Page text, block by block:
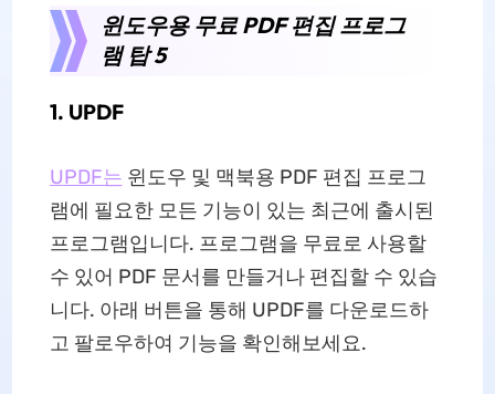
윈도우용 무료 PDF 편집 프로그
램 탑 5
1. UPDF
UPDF는 윈도우 및 맥북용 PDF 편집 프로그
램에 필요한 모든 기능이 있는 최근에 출시된
프로그램입니다. 프로그램을 무료로 사용할
수 있어 PDF 문서를 만들거나 편집할 수 있습
니다. 아래 버튼을 통해 UPDF를 다운로드하
고 팔로우하여 기능을 확인해보세요.